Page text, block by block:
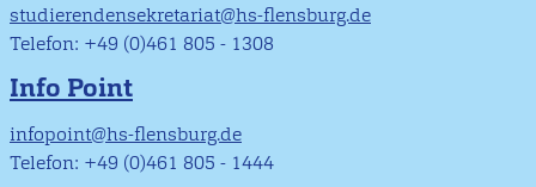
studierendensekretariat@hs-flensburg.de
Telefon: +49 (0)461 805 - 1308
Info Point
infopoint@hs-flensburg.de
Telefon: +49 (0)461 805 - 1444